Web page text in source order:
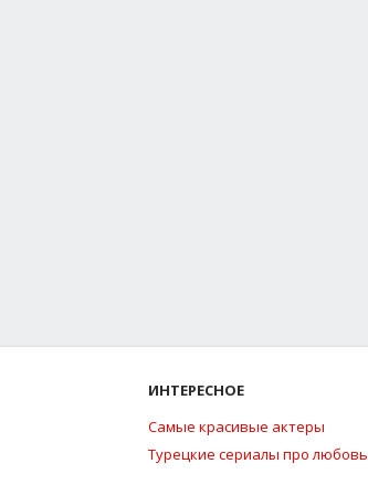
ИНТЕРЕСНОЕ
Самые красивые актеры
Турецкие сериалы про любовь